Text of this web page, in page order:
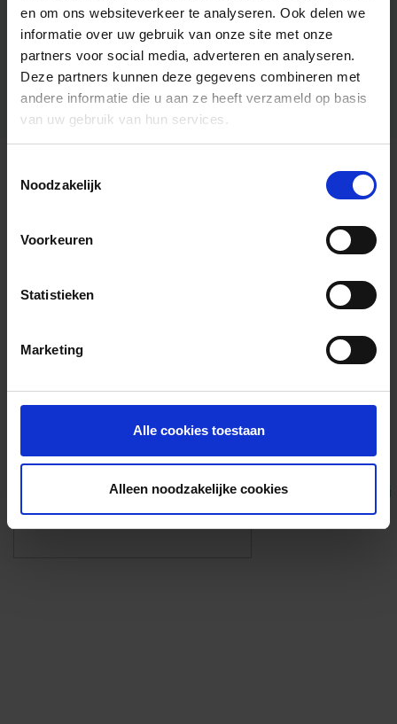
en om ons websiteverkeer te analyseren. Ook delen we
informatie over uw gebruik van onze site met onze
partners voor social media, adverteren en analyseren.
Deze partners kunnen deze gegevens combineren met
andere informatie die u aan ze heeft verzameld op basis
van uw gebruik van hun services.
Noodzakelijk
Voorkeuren
Statistieken
Marketing
Alle cookies toestaan
Alleen noodzakelijke cookies
Algemene informatie
Foto’s ({{photos.length}})
Eigen foto’s